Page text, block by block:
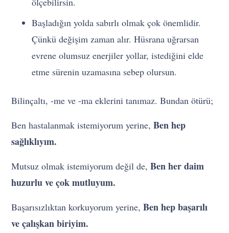
Başladığın yolda sabırlı olmak çok önemlidir.
Çünkü değişim zaman alır. Hüsrana uğrarsan
evrene olumsuz enerjiler yollar, istediğini elde
etme sürenin uzamasına sebep olursun.
Bilinçaltı, -me ve -ma eklerini tanımaz. Bundan ötürü;
Ben hastalanmak istemiyorum yerine,Ben hep
sağlıklıyım.
Mutsuz olmak istemiyorum değil de,Ben her daim
huzurlu ve çok mutluyum.
Başarısızlıktan korkuyorum yerine,Ben hep başarılı
ve çalışkan biriyim.